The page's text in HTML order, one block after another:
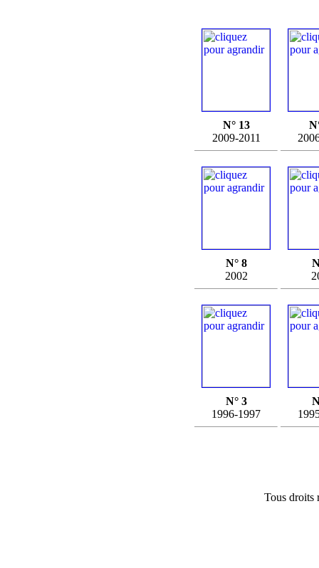
N° 13
2009-2011
N° 8
2002
N° 3
1996-1997
Tous droits